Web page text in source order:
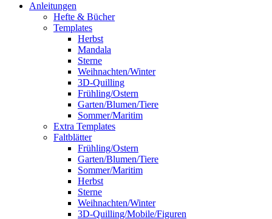
Anleitungen
Hefte & Bücher
Templates
Herbst
Mandala
Sterne
Weihnachten/Winter
3D-Quilling
Frühling/Ostern
Garten/Blumen/Tiere
Sommer/Maritim
Extra Templates
Faltblätter
Frühling/Ostern
Garten/Blumen/Tiere
Sommer/Maritim
Herbst
Sterne
Weihnachten/Winter
3D-Quilling/Mobile/Figuren